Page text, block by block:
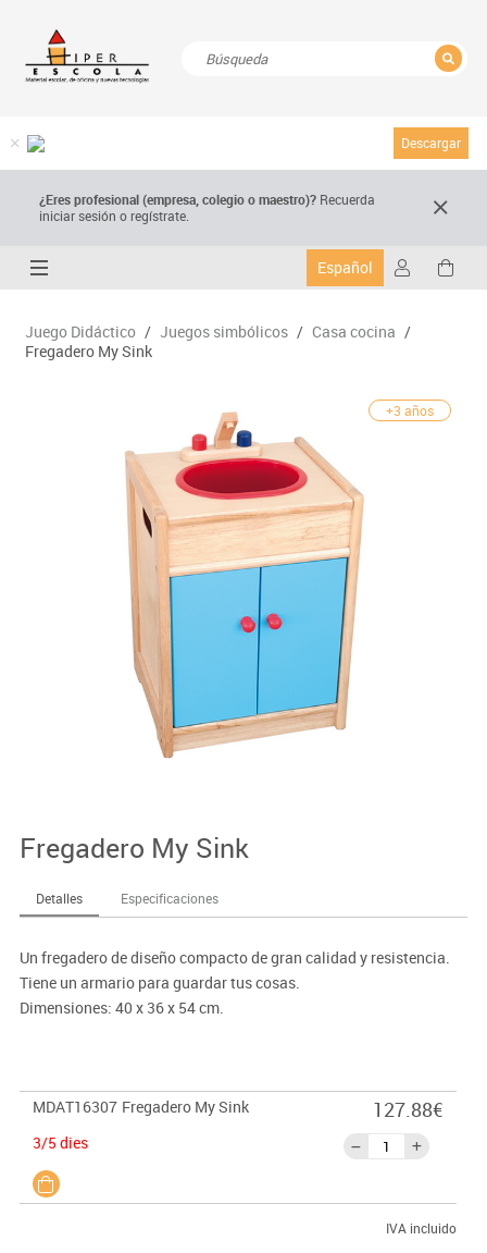
Descargar
¿Eres profesional (empresa, colegio o maestro)? Recuerda
iniciar sesión o regístrate.
Español
Juego Didáctico / Juegos simbólicos / Casa cocina /
Fregadero My Sink
+3 años
Fregadero My Sink
Detalles Especificaciones
Un fregadero de diseño compacto de gran calidad y resistencia.
Tiene un armario para guardar tus cosas.
Dimensiones: 40 x 36 x 54 cm.
MDAT16307 Fregadero My Sink
3/5 dies
127.88€
IVA incluido